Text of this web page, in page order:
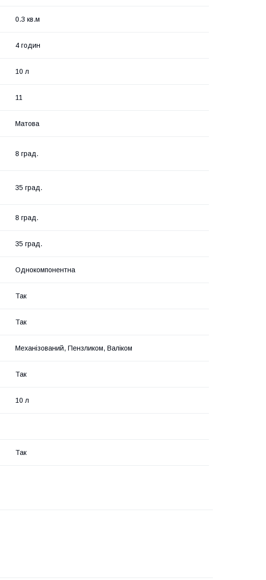
0.3 кв.м
4 годин
10 л
11
Матова
8 град.
35 град.
8 град.
35 град.
Однокомпонентна
Так
Так
Механізований, Пензликом, Валіком
Так
10 л
Так